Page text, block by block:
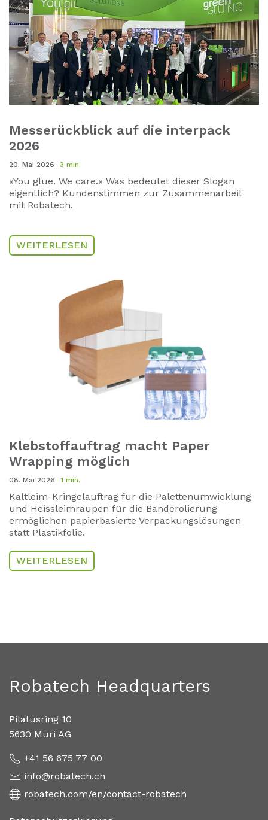
Messerückblick auf die interpack
2026
20. Mai 2026 3 min.
«You glue. We care.» Was bedeutet dieser Slogan
eigentlich? Kundenstimmen zur Zusammenarbeit
mit Robatech.
WEITERLESEN
Klebstoffauftrag macht Paper
Wrapping möglich
08. Mai 2026 1 min.
Kaltleim-Kringelauftrag für die Palettenumwicklung
und Heissleimraupen für die Banderolierung
ermöglichen papierbasierte Verpackungslösungen
statt Plastikfolie.
WEITERLESEN
Robatech Headquarters
Pilatusring 10
5630 Muri AG
+41 56 675 77 00
info@robatech.ch
robatech.com/en/contact-robatech